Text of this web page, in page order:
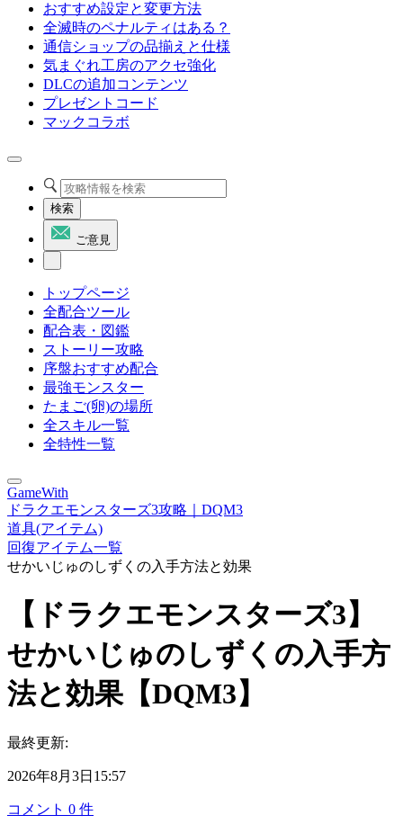
おすすめ設定と変更方法
全滅時のペナルティはある？
通信ショップの品揃えと仕様
気まぐれ工房のアクセ強化
DLCの追加コンテンツ
プレゼントコード
マックコラボ
検索
ご意見
トップページ
全配合ツール
配合表・図鑑
ストーリー攻略
序盤おすすめ配合
最強モンスター
たまご(卵)の場所
全スキル一覧
全特性一覧
GameWith
ドラクエモンスターズ3攻略｜DQM3
道具(アイテム)
回復アイテム一覧
せかいじゅのしずくの入手方法と効果
【ドラクエモンスターズ3】
せかいじゅのしずくの入手方
法と効果【DQM3】
最終更新:
2026年8月3日15:57
コメント 0 件